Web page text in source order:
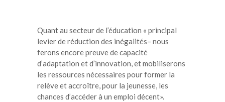
Quant au secteur de l’éducation « principal
levier de réduction des inégalités– nous
ferons encore preuve de capacité
d’adaptation et d’innovation, et mobiliserons
les ressources nécessaires pour former la
relève et accroître, pour la jeunesse, les
chances d’accéder à un emploi décent».